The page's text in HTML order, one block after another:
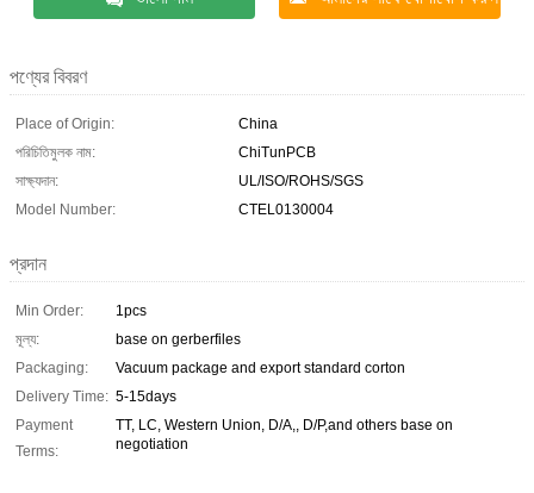
পণ্যের বিবরণ
Place of Origin:
China
পরিচিতিমুলক নাম:
ChiTunPCB
সাক্ষ্যদান:
UL/ISO/ROHS/SGS
Model Number:
CTEL0130004
প্রদান
Min Order:
1pcs
মূল্য:
base on gerberfiles
Packaging:
Vacuum package and export standard corton
Delivery Time: 5-15days
Payment
Terms:
TT, LC, Western Union, D/A,, D/P,and others base on
negotiation